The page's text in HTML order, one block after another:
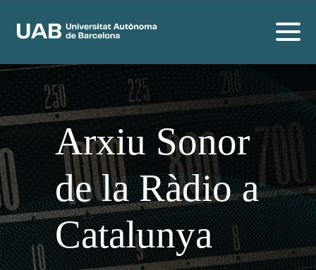
Arxiu Sonor
de la Ràdio a
Catalunya